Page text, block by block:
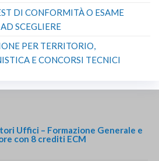
DI CONFORMITÀ O ESAME
SCEGLIERE
PER TERRITORIO,
E CONCORSI TECNICI
Uffici – Formazione Generale e
con 8 crediti ECM